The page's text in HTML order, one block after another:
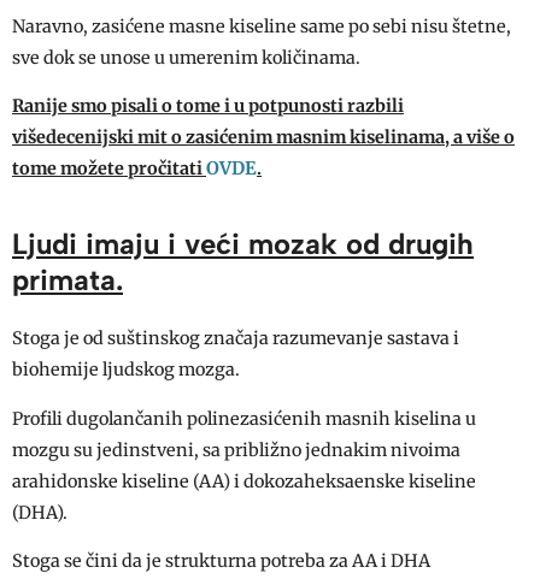
Naravno, zasićene masne kiseline same po sebi nisu štetne,
sve dok se unose u umerenim količinama.
Ranije smo pisali o tome i u potpunosti razbili
višedecenijski mit o zasićenim masnim kiselinama, a više o
tome možete pročitatiOVDE.
Ljudi imaju i veći mozak od drugih
primata.
Stoga je od suštinskog značaja razumevanje sastava i
biohemije ljudskog mozga.
Profili dugolančanih polinezasićenih masnih kiselina u
mozgu su jedinstveni, sa približno jednakim nivoima
arahidonske kiseline (AA) i dokozaheksaenske kiseline
(DHA).
Stoga se čini da je strukturna potreba za AA i DHA